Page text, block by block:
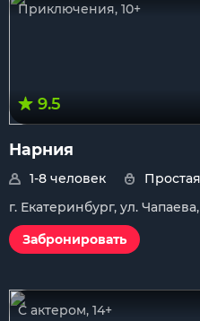
Приключения, 10+
9.5
Нарния
1-8 человек
г. Екатеринбург, ул.
Забронировать
С актером, 14+